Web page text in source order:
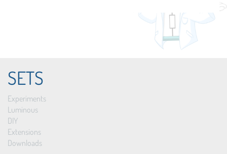
SETS
Experiments
Luminous
DIY
Extensions
Downloads